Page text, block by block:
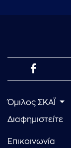
Όμιλος ΣΚΑΪ
Διαφημιστείτε
Επικοινωνία